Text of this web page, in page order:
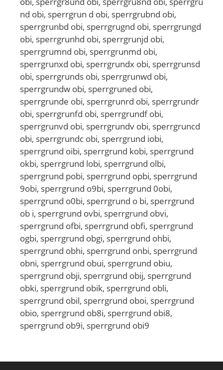
nd obi, sperrgrun d obi, sperrgrubnd obi,
sperrgrunbd obi, sperrgrugnd obi, sperrgrungd
obi, sperrgrunhd obi, sperrgrunjd obi,
sperrgrumnd obi, sperrgrunmd obi,
sperrgrunxd obi, sperrgrundx obi, sperrgrunsd
obi, sperrgrunds obi, sperrgrunwd obi,
sperrgrundw obi, sperrgruned obi,
sperrgrunde obi, sperrgrunrd obi, sperrgrundr
obi, sperrgrunfd obi, sperrgrundf obi,
sperrgrunvd obi, sperrgrundv obi, sperrgruncd
obi, sperrgrundc obi, sperrgrund iobi,
sperrgrund oibi, sperrgrund kobi, sperrgrund
okbi, sperrgrund lobi, sperrgrund olbi,
sperrgrund pobi, sperrgrund opbi, sperrgrund
9obi, sperrgrund o9bi, sperrgrund 0obi,
sperrgrund o0bi, sperrgrund o bi, sperrgrund
ob i, sperrgrund ovbi, sperrgrund obvi,
sperrgrund ofbi, sperrgrund obfi, sperrgrund
ogbi, sperrgrund obgi, sperrgrund ohbi,
sperrgrund obhi, sperrgrund onbi, sperrgrund
obni, sperrgrund obui, sperrgrund obiu,
sperrgrund obji, sperrgrund obij, sperrgrund
obki, sperrgrund obik, sperrgrund obli,
sperrgrund obil, sperrgrund oboi, sperrgrund
obio, sperrgrund ob8i, sperrgrund obi8,
sperrgrund ob9i, sperrgrund obi9